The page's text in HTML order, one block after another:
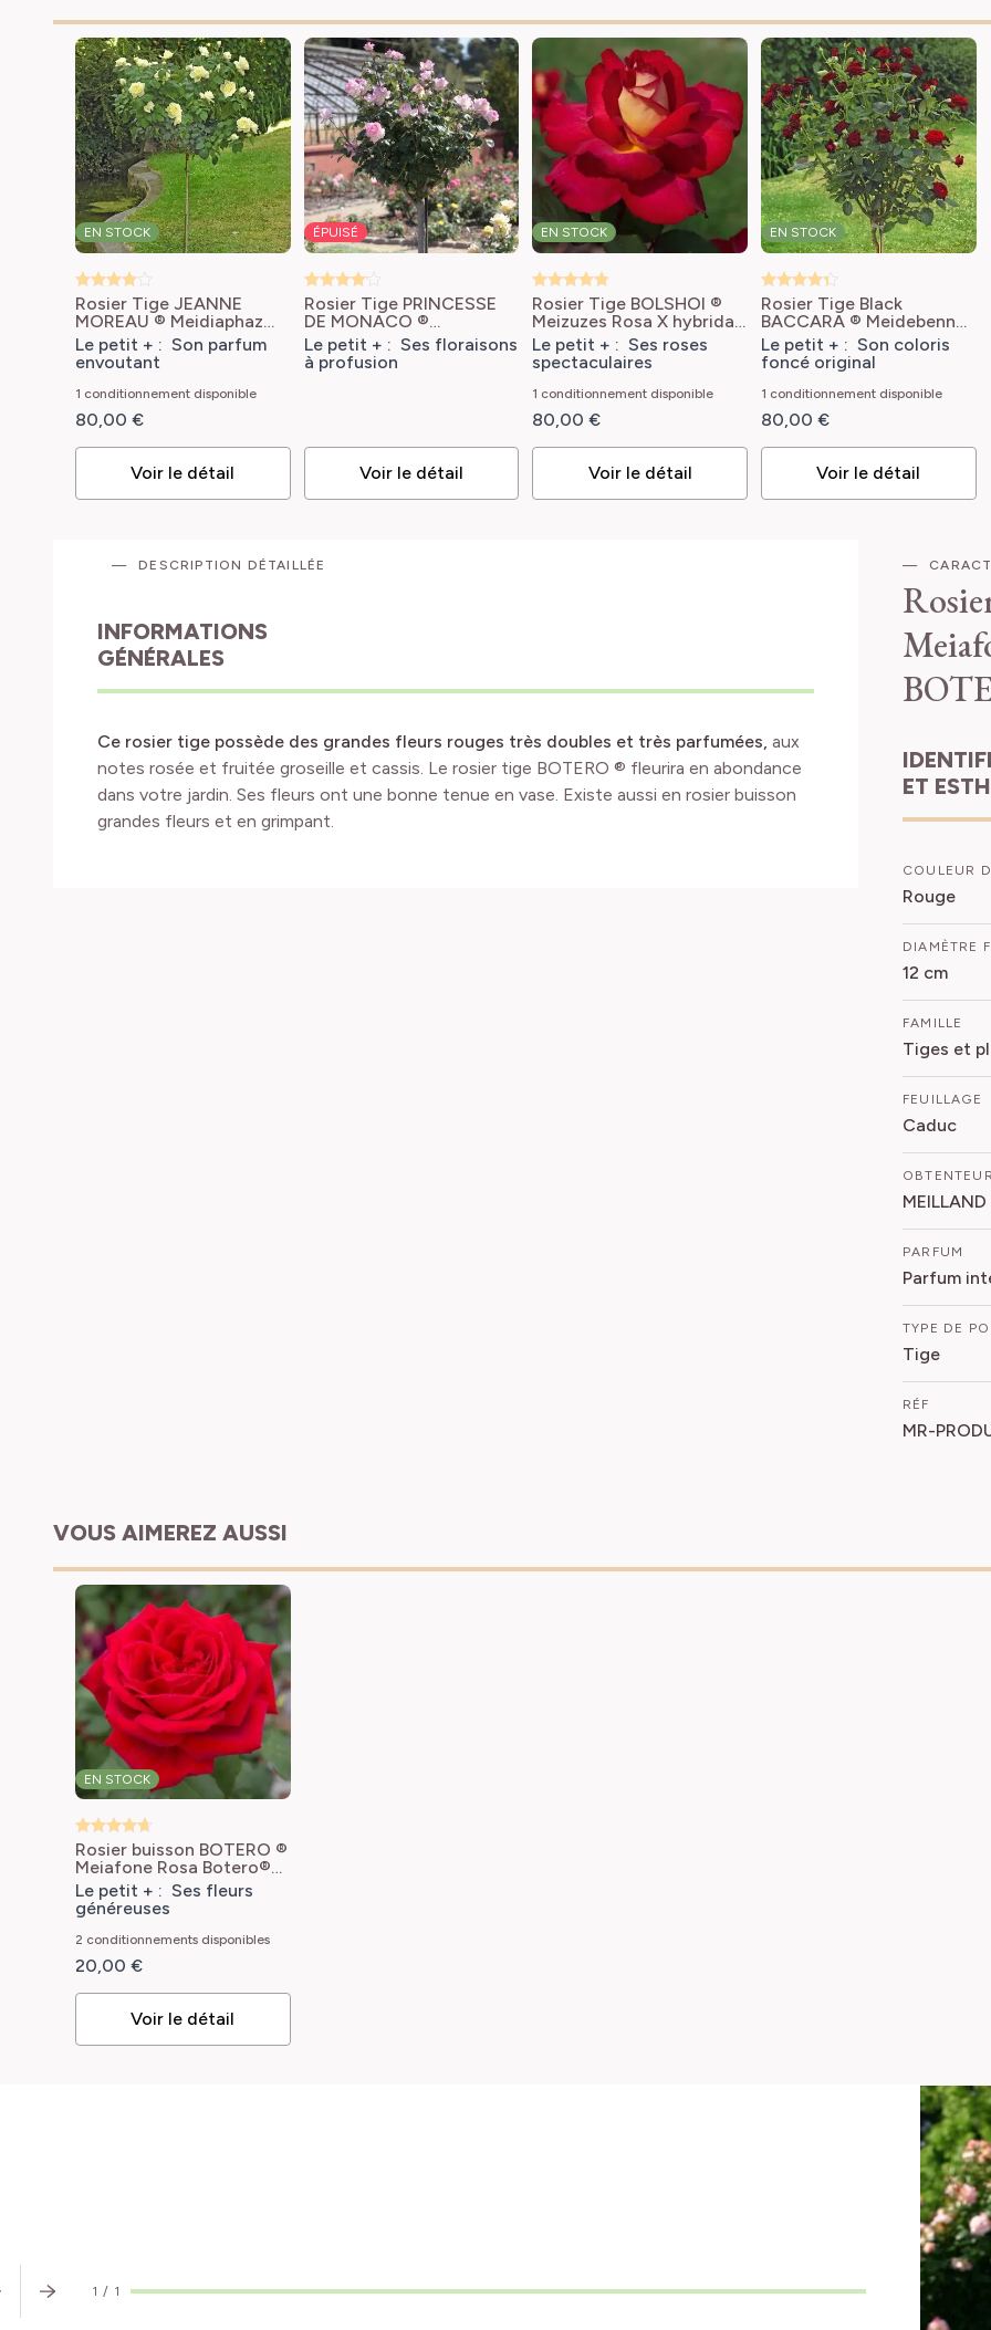
EN STOCK
Rosier Tige JEANNE
MOREAU ® Meidiaphaz
Rosa X hybrida JEANNE
MOREAU® 'Meidiaphaz'
Le petit + : Son parfum
envoutant
1 conditionnement disponible
80,00 €
Voir le détail
ÉPUISÉ
Rosier Tige PRINCESSE
DE MONACO ®
Meimagarmic Rosa X
hybrida PRINCESSE DE
MONACO®
Le petit + : Ses floraisons
à profusion
Voir le détail
EN STOCK
Rosier Tige BOLSHOI ®
Meizuzes Rosa X hybrida
BOLSHOI® 'Meizuzes'
Le petit + : Ses roses
spectaculaires
1 conditionnement disponible
80,00 €
Voir le détail
EN STOCK
Rosier Tige Black
BACCARA ® Meidebenne
Rosa X hybrida Black
BACCARA® 'Meidebenne'
Le petit + : Son coloris
foncé original
1 conditionnement disponible
80,00 €
Voir le détail
DESCRIPTION DÉTAILLÉE
INFORMATIONS
GÉNÉRALES
Ce rosier tige possède des grandes fleurs rouges très doubles et très parfumées, aux
notes rosée et fruitée groseille et cassis. Le rosier tige BOTERO ® fleurira en abondance
dans votre jardin. Ses fleurs ont une bonne tenue en vase. Existe aussi en rosier buisson
grandes fleurs et en grimpant.
IDENTIFICATION
ET
COULEUR
Rouge
DIAMÈTRE
12 cm
FAMILLE
Tiges et
FEUILLAGE
Caduc
MEILLAND
PARFUM
Parfum
TYPE DE
Tige
RÉF
MR-
VOUS AIMEREZ AUSSI
EN STOCK
Rosier buisson BOTERO ®
Meiafone Rosa Botero®
'Meiafone'
Le petit + : Ses fleurs
généreuses
2 conditionnements disponibles
20,00 €
Voir le détail
1 / 1